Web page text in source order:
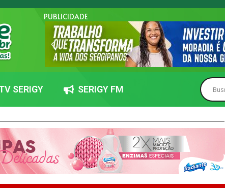
PUBLICIDADE
SERIGY SERIGY FM